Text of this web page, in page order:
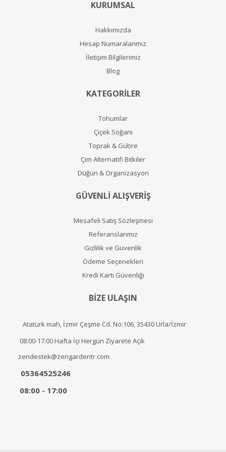
KURUMSAL
Hakkımızda
Hesap Numaralarımız
İletişim Bilgilerimiz
Blog
KATEGORİLER
Tohumlar
Çiçek Soğanı
Toprak & Gübre
Çim Alternatifi Bitkiler
Düğün & Organizasyon
GÜVENLİ ALIŞVERİŞ
Mesafeli Satış Sözleşmesi
Referanslarımız
Gizlilik ve Güvenlik
Ödeme Seçenekleri
Kredi Kartı Güvenliği
BİZE ULAŞIN
Atatürk mah, İzmir Çeşme Cd. No:106, 35430 Urla/İzmir
08:00-17:00 Hafta İçi Hergün Ziyarete Açık
zendestek@zengardentr.com
05364525246
08:00 - 17:00